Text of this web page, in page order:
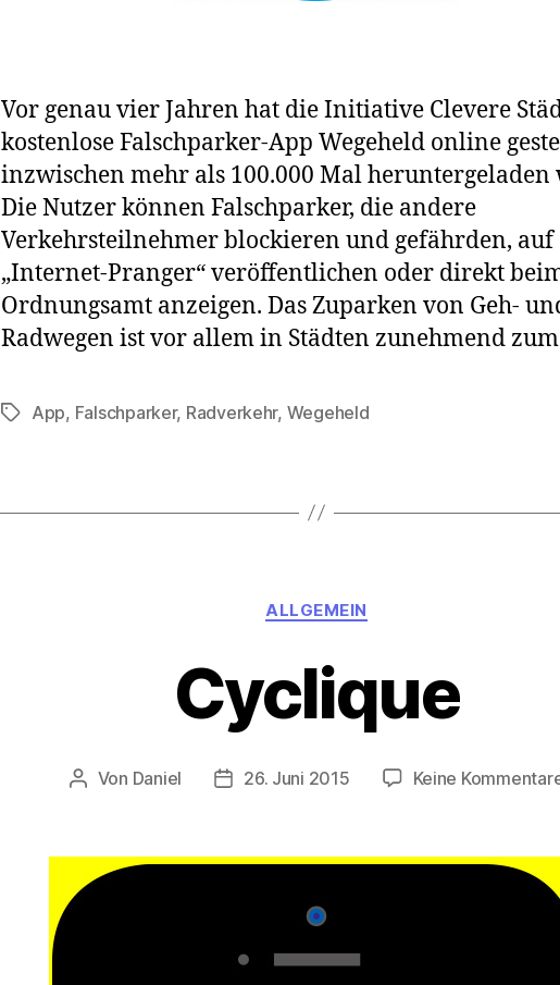
Vor genau vier Jahren hat die Initiative Clevere
kostenlose Falschparker-App Wegeheld online
inzwischen mehr als 100.000 Mal heruntergeladen
Die Nutzer können Falschparker, die andere
Verkehrsteilnehmer blockieren und gefährden, auf
„Internet-Pranger“ veröffentlichen oder direkt
Ordnungsamt anzeigen. Das Zuparken von Geh-
Radwegen ist vor allem in Städten zunehmend
Schlagwörter
App, Falschparker, Radverkehr, Wegeheld
Kategorien
ALLGEMEIN
Cyclique
Beitragsautor
Von Daniel Beitragsdatum
26. Juni 2015 Keine